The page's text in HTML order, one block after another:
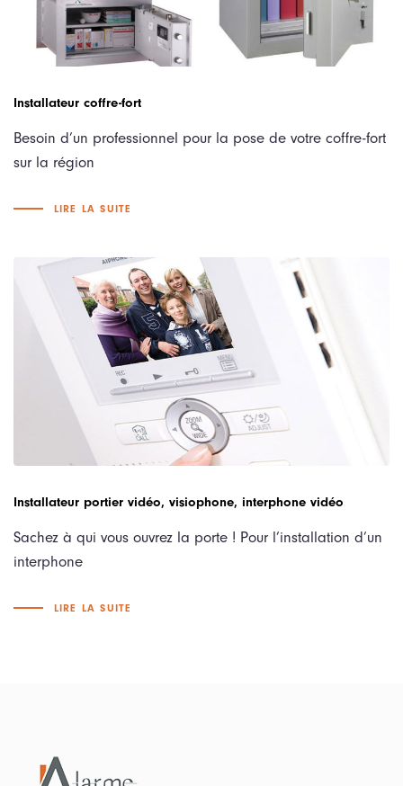
Installateur coffre-fort
Besoin d’un professionnel pour la pose de votre coffre-fort
sur la région
LIRE LA SUITE
Installateur portier vidéo, visiophone, interphone vidéo
Sachez à qui vous ouvrez la porte ! Pour l’installation d’un
interphone
LIRE LA SUITE